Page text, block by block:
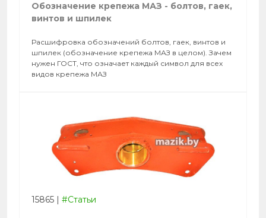
Обозначение крепежа МАЗ - болтов, гаек,
винтов и шпилек
Расшифровка обозначений болтов, гаек, винтов и
шпилек (обозначение крепежа МАЗ в целом). Зачем
нужен ГОСТ, что означает каждый символ для всех
видов крепежа МАЗ
15865 | #Статьи